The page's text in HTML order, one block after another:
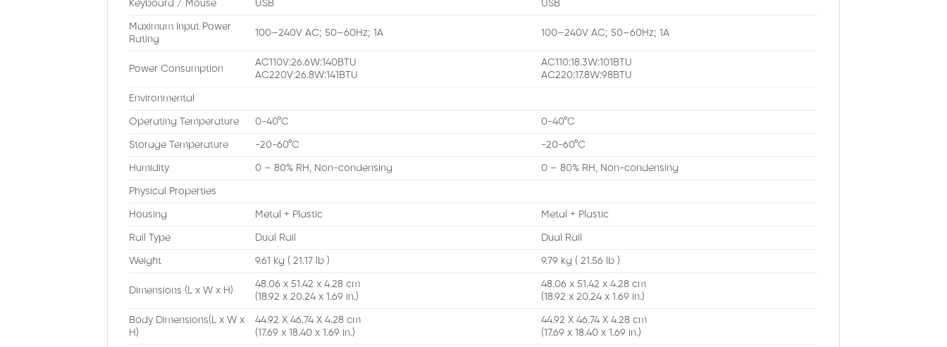
Keyboard / Mouse USB USB
Maximum Input Power
Rating
100–240V AC; 50–60Hz; 1A 100–240V AC; 50–60Hz; 1A
Power Consumption
AC110V:26.6W:140BTU
AC220V:26.8W:141BTU
AC110:18.3W:101BTU
AC220:17.8W:98BTU
Environmental
Operating Temperature 0-40°C 0-40°C
Storage Temperature -20-60°C -20-60°C
Humidity 0 – 80% RH, Non-condensing 0 – 80% RH, Non-condensing
Physical Properties
Housing Metal + Plastic Metal + Plastic
Rail Type Dual Rail Dual Rail
Weight 9.61 kg ( 21.17 lb ) 9.79 kg ( 21.56 lb )
Dimensions (L x W x H)
48.06 x 51.42 x 4.28 cm
(18.92 x 20.24 x 1.69 in.)
48.06 x 51.42 x 4.28 cm
(18.92 x 20.24 x 1.69 in.)
Body Dimensions(L x W x
H)
44.92 X 46.74 X 4.28 cm
(17.69 x 18.40 x 1.69 in.)
44.92 X 46.74 X 4.28 cm
(17.69 x 18.40 x 1.69 in.)